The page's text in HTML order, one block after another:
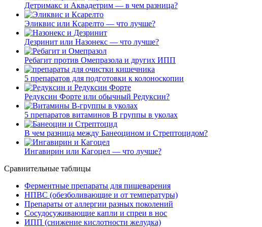
Детримакс и Аквадетрим — в чем разница?
Эликвис или Ксарелто — что лучше?
Дезринит или Назонекс — что лучше?
Ребагит против Омепразола и других ИПП
5 препаратов для подготовки к колоноскопии
Редуксин Форте или обычный Редуксин?
5 препаратов витаминов В группы в уколах
В чем разница между Банеоцином и Стрептоцидом?
Ингавирин или Кагоцел — что лучше?
Сравнительные таблицы
Ферментные препараты для пищеварения
НПВС (обезболивающие и от температуры)
Препараты от аллергии разных поколений
Сосудосуживающие капли и спреи в нос
ИПП (снижение кислотности желудка)